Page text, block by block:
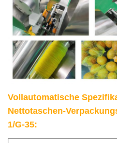
Vollautomatische
Nettotaschen-
1/G-35: